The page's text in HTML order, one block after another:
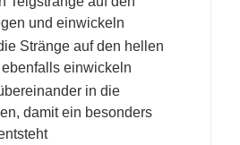
und einwickeln
Stränge auf den hellen
einwickeln
in die
damit ein besonders